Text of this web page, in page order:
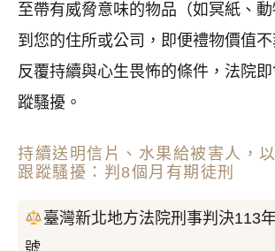
至帶有威脅意味的物品（如冥紙、動
到您的住所或公司，即便禮物價值
反覆持續與心生畏怖的條件，法院
蹤騷擾。
持續送明信片、水果給被害人，
跟蹤騷擾：判8個月有期徒刑
臺灣新北地方法院刑事判決113